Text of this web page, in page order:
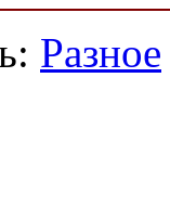
Разное